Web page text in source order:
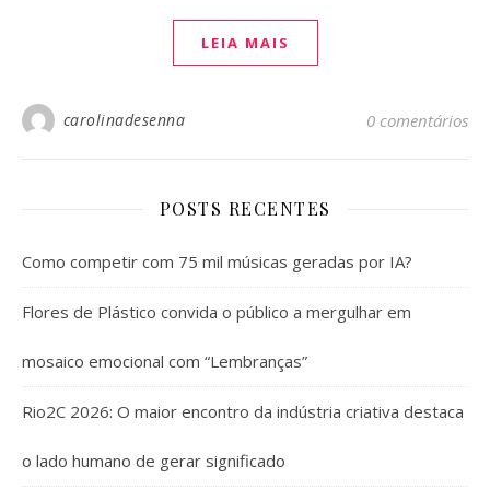
LEIA MAIS
carolinadesenna 0 comentários
POSTS RECENTES
Como competir com 75 mil músicas geradas por IA?
Flores de Plástico convida o público a mergulhar em
mosaico emocional com “Lembranças”
Rio2C 2026: O maior encontro da indústria criativa destaca
o lado humano de gerar significado